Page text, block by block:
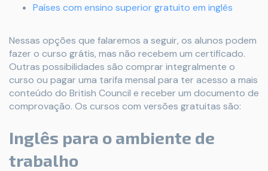
Países com ensino superior gratuito em inglês
Nessas opções que falaremos a seguir, os alunos podem
fazer o curso grátis, mas não recebem um certificado.
Outras possibilidades são comprar integralmente o
curso ou pagar uma tarifa mensal para ter acesso a mais
conteúdo do British Council e receber um documento de
comprovação. Os cursos com versões gratuitas são:
Inglês para o ambiente de
trabalho